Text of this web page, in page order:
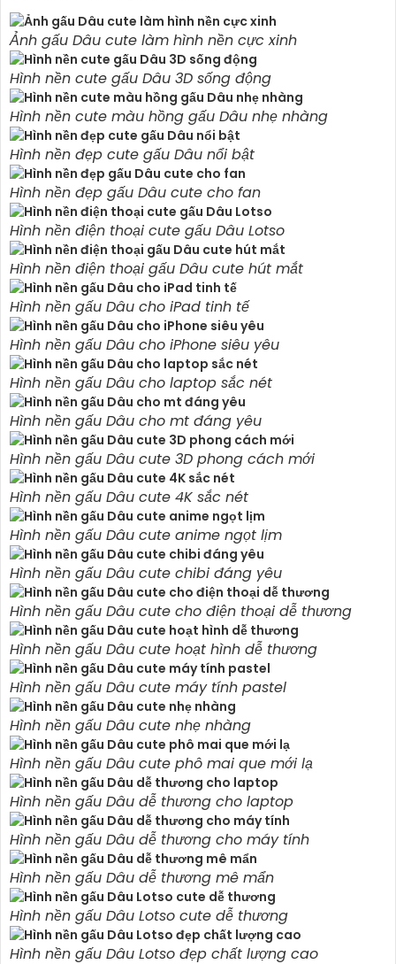
Ảnh gấu Dâu cute làm hình nền cực xinh
Hình nền cute gấu Dâu 3D sống động
Hình nền cute màu hồng gấu Dâu nhẹ nhàng
Hình nền đẹp cute gấu Dâu nổi bật
Hình nền đẹp gấu Dâu cute cho fan
Hình nền điện thoại cute gấu Dâu Lotso
Hình nền điện thoại gấu Dâu cute hút mắt
Hình nền gấu Dâu cho iPad tinh tế
Hình nền gấu Dâu cho iPhone siêu yêu
Hình nền gấu Dâu cho laptop sắc nét
Hình nền gấu Dâu cho mt đáng yêu
Hình nền gấu Dâu cute 3D phong cách mới
Hình nền gấu Dâu cute 4K sắc nét
Hình nền gấu Dâu cute anime ngọt lịm
Hình nền gấu Dâu cute chibi đáng yêu
Hình nền gấu Dâu cute cho điện thoại dễ thương
Hình nền gấu Dâu cute hoạt hình dễ thương
Hình nền gấu Dâu cute máy tính pastel
Hình nền gấu Dâu cute nhẹ nhàng
Hình nền gấu Dâu cute phô mai que mới lạ
Hình nền gấu Dâu dễ thương cho laptop
Hình nền gấu Dâu dễ thương cho máy tính
Hình nền gấu Dâu dễ thương mê mẩn
Hình nền gấu Dâu Lotso cute dễ thương
Hình nền gấu Dâu Lotso đẹp chất lượng cao